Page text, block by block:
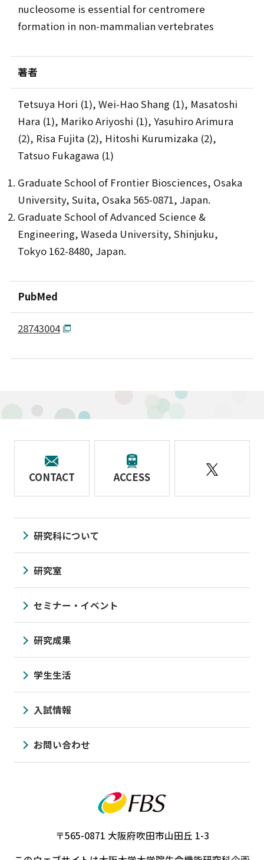
nucleosome is essential for centromere
formation in non-mammalian vertebrates
著者
Tetsuya Hori (1), Wei-Hao Shang (1), Masatoshi
Hara (1), Mariko Ariyoshi (1), Yasuhiro Arimura
(2), Risa Fujita (2), Hitoshi Kurumizaka (2),
Tatsuo Fukagawa (1)
Graduate School of Frontier Biosciences, Osaka
University, Suita, Osaka 565-0871, Japan.
Graduate School of Advanced Science &
Engineering, Waseda University, Shinjuku,
Tokyo 162-8480, Japan.
PubMed
28743004
CONTACT ACCESS
〒565-0871 大阪府吹田市山田丘 1-3
研究科について
研究室
セミナー・イベント
研究成果
学生生活
入試情報
お問い合わせ